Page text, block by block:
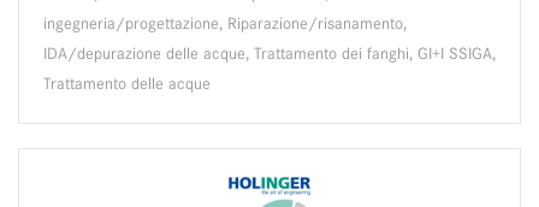
ingegneria/progettazione, Riparazione/risanamento,
IDA/depurazione delle acque, Trattamento dei fanghi, GI+I SSIGA,
Trattamento delle acque